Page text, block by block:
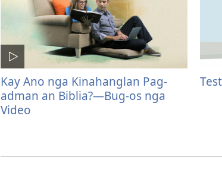
Kay Ano nga Kinahanglan Pag-
adman an Biblia?—Bug-os nga
Video